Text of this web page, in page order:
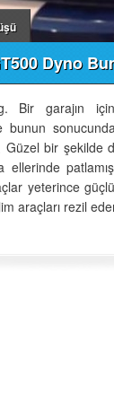
Dyno
garajın
bir şekilde
ellerinde
yeterince
araçları rezil